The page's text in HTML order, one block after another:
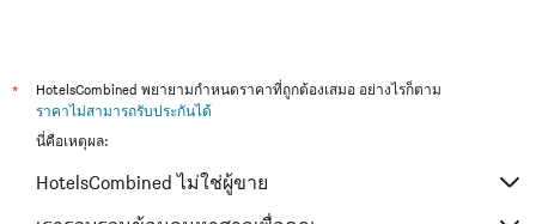
*
HotelsCombined พยายามกำหนดราคาที่ถูกต้องเสมอ อย่างไรก็ตาม
ราคาไม่สามารถรับประกันได้
นี่คือเหตุผล:
HotelsCombined ไม่ใช่ผู้ขาย